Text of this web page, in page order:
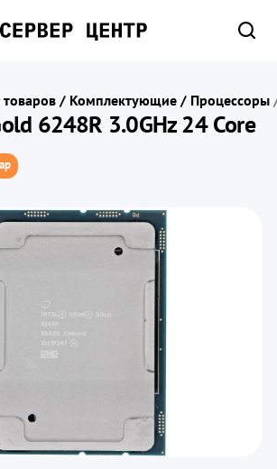
товаров/ Комплектующие / Процессоры
6248R 3.0GHz 24 Core